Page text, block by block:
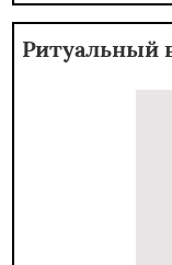
Ритуальный